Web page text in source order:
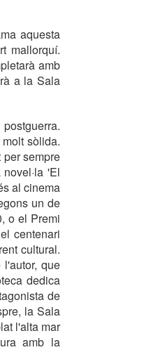
aquesta
mallorquí.
amb
a la Sala
sòlida.
sempre
'El
al cinema
un de
o el Premi
centenari
cultural.
que
dedica
de
la Sala
l'alta mar
amb la